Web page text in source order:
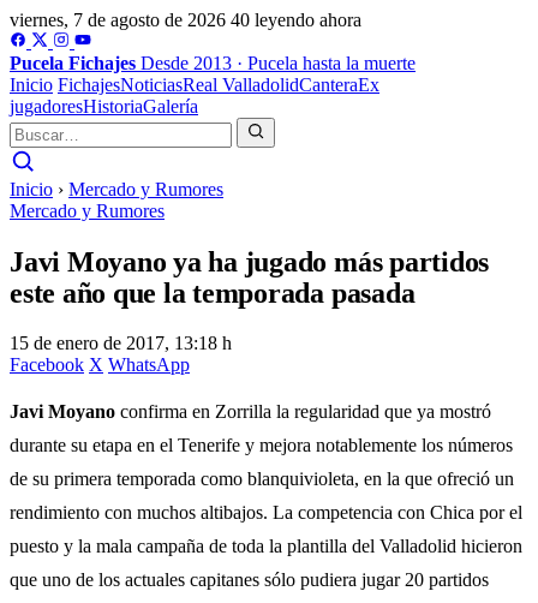
viernes, 7 de agosto de 2026 40 leyendo ahora
Pucela Fichajes Desde 2013 · Pucela hasta la muerte
Inicio FichajesNoticiasReal ValladolidCanteraEx
jugadoresHistoriaGalería
Inicio › Mercado y Rumores
Mercado y Rumores
Javi Moyano ya ha jugado más partidos
este año que la temporada pasada
15 de enero de 2017, 13:18 h
Facebook X WhatsApp
Javi Moyano confirma en Zorrilla la regularidad que ya mostró
durante su etapa en el Tenerife y mejora notablemente los números
de su primera temporada como blanquivioleta, en la que ofreció un
rendimiento con muchos altibajos. La competencia con Chica por el
puesto y la mala campaña de toda la plantilla del Valladolid hicieron
que uno de los actuales capitanes sólo pudiera jugar 20 partidos